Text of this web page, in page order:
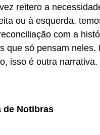
reitero a
ou à esquerda,
com a
que só pensam
isso é outra narrativa.
de Notibras